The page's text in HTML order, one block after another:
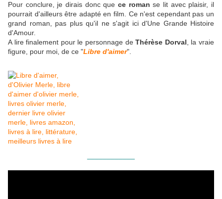
Pour conclure, je dirais donc que ce roman se lit avec plaisir, il
pourrait d'ailleurs être adapté en film. Ce n'est cependant pas un
grand roman, pas plus qu'il ne s'agit ici d'Une Grande Histoire
d'Amour.
A lire finalement pour le personnage deThérèse Dorval , la vraie
figure, pour moi, de ce "Libre d'aimer".